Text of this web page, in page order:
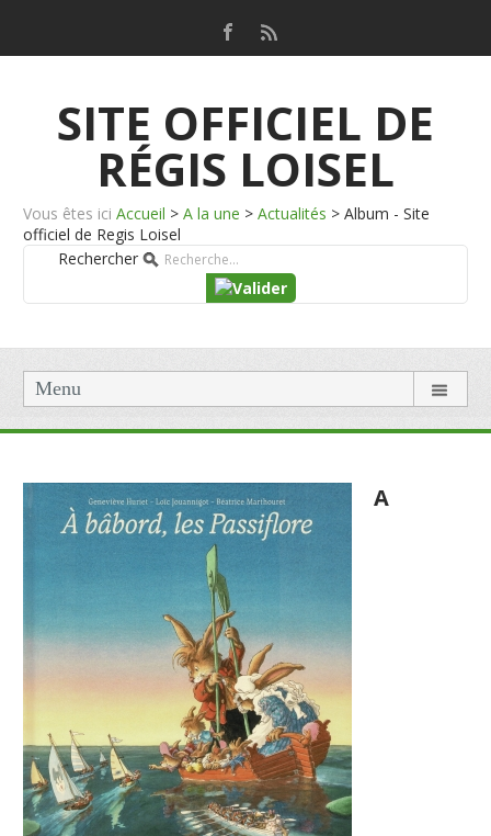
SITE OFFICIEL DE
RÉGIS LOISEL
Vous êtes ici Accueil > A la une > Actualités > Album - Site
officiel de Regis Loisel
Rechercher
Menu
A